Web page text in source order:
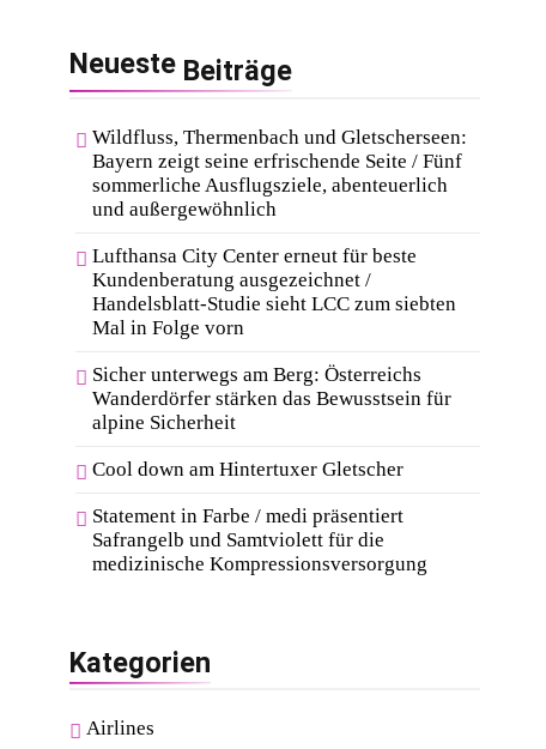
Neueste Beiträge
Wildfluss, Thermenbach und Gletscherseen:
Bayern zeigt seine erfrischende Seite / Fünf
sommerliche Ausflugsziele, abenteuerlich
und außergewöhnlich
Lufthansa City Center erneut für beste
Kundenberatung ausgezeichnet /
Handelsblatt-Studie sieht LCC zum siebten
Mal in Folge vorn
Sicher unterwegs am Berg: Österreichs
Wanderdörfer stärken das Bewusstsein für
alpine Sicherheit
Cool down am Hintertuxer Gletscher
Statement in Farbe / medi präsentiert
Safrangelb und Samtviolett für die
medizinische Kompressionsversorgung
Kategorien
Airlines